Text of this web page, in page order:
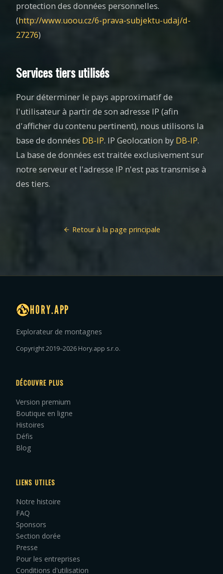
protection des données personnelles.
(http://www.uoou.cz/6-prava-subjektu-udaj/d-
27276)
Services tiers utilisés
Pour déterminer le pays approximatif de
l'utilisateur à partir de son adresse IP (afin
d'afficher du contenu pertinent), nous utilisons la
base de données DB-IP. IP Geolocation by DB-IP.
La base de données est traitée exclusivement sur
notre serveur et l'adresse IP n'est pas transmise à
des tiers.
Retour à la page principale
HORY.APP
Explorateur de montagnes
Copyright 2019–2026 Hory.app s.r.o.
DÉCOUVRE PLUS
Version premium
Boutique en ligne
Histoires
Défis
Blog
LIENS UTILES
Notre histoire
FAQ
Sponsors
Section dorée
Presse
Pour les entreprises
Conditions d'utilisation